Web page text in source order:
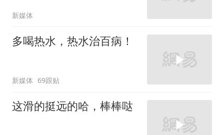
新媒体
多喝热水，热水治百病！
新媒体 69跟贴
这滑的挺远的哈，棒棒哒